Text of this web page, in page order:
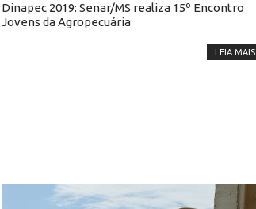
Dinapec 2019: Senar/MS realiza 15º Encontro
Jovens da Agropecuária
LEIA MAIS